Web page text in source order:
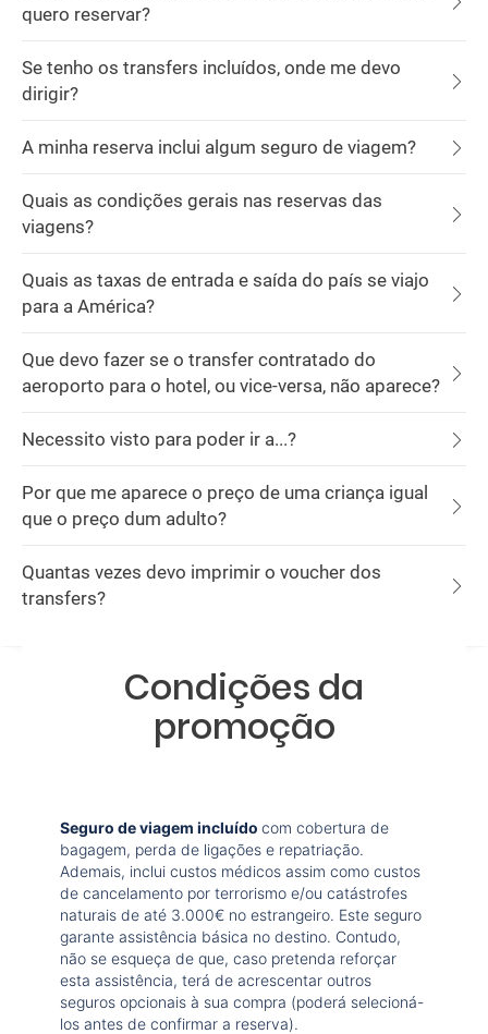
quero reservar?
Se tenho os transfers incluídos, onde me devo
dirigir?
A minha reserva inclui algum seguro de viagem?
Quais as condições gerais nas reservas das
viagens?
Quais as taxas de entrada e saída do país se viajo
para a América?
Que devo fazer se o transfer contratado do
aeroporto para o hotel, ou vice-versa, não aparece?
Necessito visto para poder ir a...?
Por que me aparece o preço de uma criança igual
que o preço dum adulto?
Quantas vezes devo imprimir o voucher dos
transfers?
Condições da
promoção
Seguro de viagem incluído com cobertura de
bagagem, perda de ligações e repatriação.
Ademais, inclui custos médicos assim como custos
de cancelamento por terrorismo e/ou catástrofes
naturais de até 3.000€ no estrangeiro. Este seguro
garante assistência básica no destino. Contudo,
não se esqueça de que, caso pretenda reforçar
esta assistência, terá de acrescentar outros
seguros opcionais à sua compra (poderá selecioná-
los antes de confirmar a reserva).